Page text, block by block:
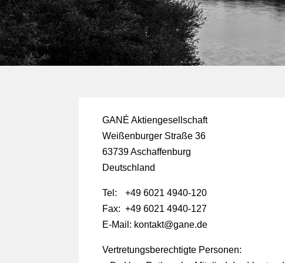
GANÉ Aktiengesellschaft
Weißenburger Straße 36
63739 Aschaffenburg
Deutschland
Tel:
+49 6021 4940-120
Fax: +49 6021 4940-127
E-Mail: kontakt@gane.de
Vertretungsberechtigte Personen: